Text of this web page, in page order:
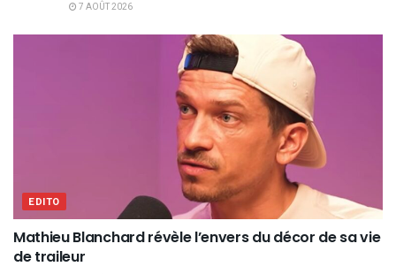
7 AOÛT 2026
EDITO
Mathieu Blanchard révèle l’envers du décor de sa vie
de traileur